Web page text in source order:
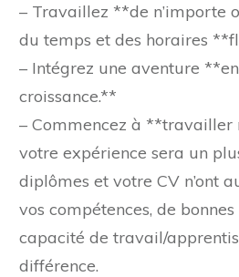
– Travaillez **de n’importe
du temps et des horaires
– Intégrez une aventure
croissance.**
– Commencez à **travailler
votre expérience sera un
diplômes et votre CV n’ont
vos compétences, de
capacité de travail/
différence.